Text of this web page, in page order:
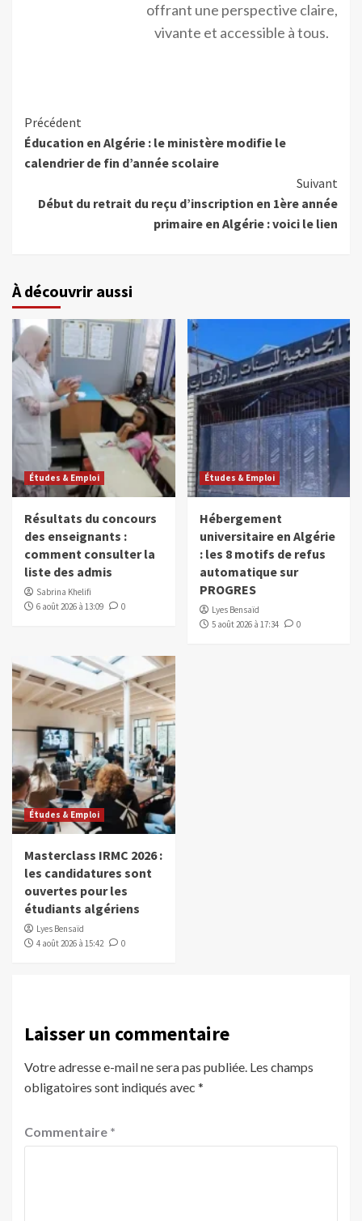
offrant une perspective claire,
vivante et accessible à tous.
Précédent
Éducation en Algérie : le ministère modifie le
calendrier de fin d’année scolaire
Suivant
Début du retrait du reçu d’inscription en 1ère année
primaire en Algérie : voici le lien
À découvrir aussi
Études & Emploi
Résultats du concours
des enseignants :
comment consulter la
liste des admis
Sabrina Khelifi
6 août 2026 à 13:09
0
Études & Emploi
Hébergement
universitaire en Algérie
: les 8 motifs de refus
automatique sur
PROGRES
Lyes Bensaïd
5 août 2026 à 17:34
0
Études & Emploi
Masterclass IRMC 2026 :
les candidatures sont
ouvertes pour les
étudiants algériens
Lyes Bensaïd
4 août 2026 à 15:42
0
Laisser un commentaire
Votre adresse e-mail ne sera pas publiée. Les champs
obligatoires sont indiqués avec *
Commentaire *